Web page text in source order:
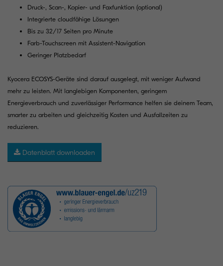
Druck-, Scan-, Kopier- und Faxfunktion (optional)
Integrierte cloudfähige Lösungen
Bis zu 32/17 Seiten pro Minute
Farb-Touchscreen mit Assistent-Navigation
Geringer Platzbedarf
Kyocera ECOSYS-Geräte sind darauf ausgelegt, mit weniger Aufwand
mehr zu leisten. Mit langlebigen Komponenten, geringem
Energieverbrauch und zuverlässiger Performance helfen sie deinem Team,
smarter zu arbeiten und gleichzeitig Kosten und Ausfallzeiten zu
reduzieren.
Datenblatt downloaden